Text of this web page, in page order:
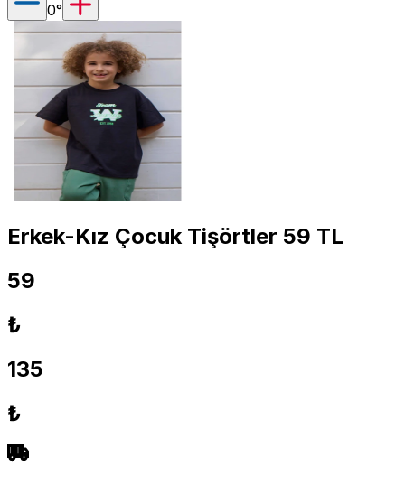
0°
Erkek-Kız Çocuk Tişörtler 59 TL
59
₺
135
₺